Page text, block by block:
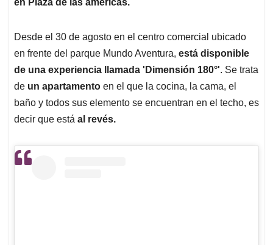
en Plaza de las américas.
Desde el 30 de agosto en el centro comercial ubicado
en frente del parque Mundo Aventura, está disponible
de una experiencia llamada 'Dimensión 180°'. Se trata
de un apartamento en el que la cocina, la cama, el
baño y todos sus elemento se encuentran en el techo, es
decir que está al revés.